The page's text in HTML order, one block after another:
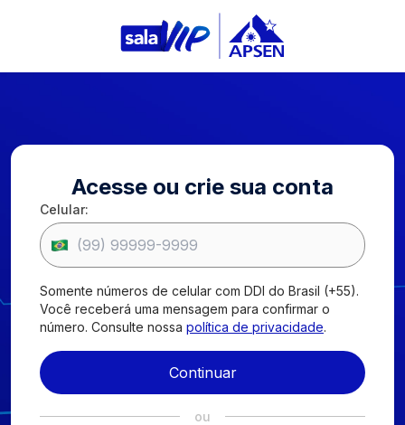
Acesse ou crie sua conta
Celular:
Somente números de celular com DDI do Brasil (+55).
Você receberá uma mensagem para confirmar o
número. Consulte nossa política de privacidade.
Continuar
ou
Páginas
Código de Conduta
Canal de Transparência
Contatos
infomed@apsen.com.br